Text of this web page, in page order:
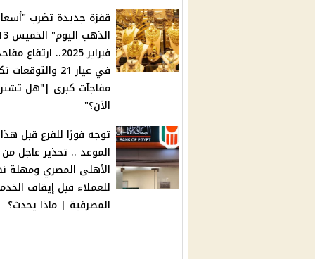
قفزة جديدة تضرب
الذهب
فبراير 2025.. ارتفاع
في عيار 21
مفاجآت كبرى |"هل
الآن؟"
توجه فورًا للفرع قبل هذا
الموعد .. تحذير عاجل من
الأهلي المصري ومهلة
للعملاء قبل إيقاف
المصرفية | ماذا يحدث؟